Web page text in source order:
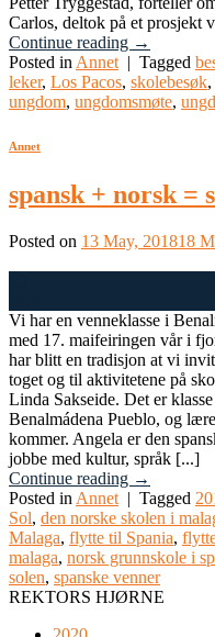
Carlos, deltok på et prosjekt
Continue reading →
Posted in Annet | Tagged
leker, Los Pacos, skolebesøk,
ungdom, ungdomsmøte,
Annet
spansk + norsk =
Posted on 13 May, 201818
Vi har en venneklasse i
med 17. maifeiringen vår i
har blitt en tradisjon at vi
toget og til aktivitetene på
Linda Sakseide. Det er
Benalmádena Pueblo, og
kommer. Angela er den
jobbe med kultur, språk [...]
Continue reading →
Posted in Annet | Tagged
Sol, den norske skolen i
Malaga, flytte til Spania,
malaga, norsk grunnskole i
solen, spanske venner
REKTORS HJØRNE